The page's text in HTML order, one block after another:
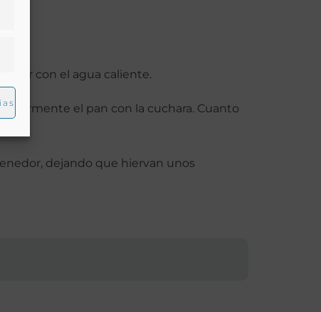
con el agua caliente.
el pan con la cuchara. Cuanto
dejando que hiervan unos